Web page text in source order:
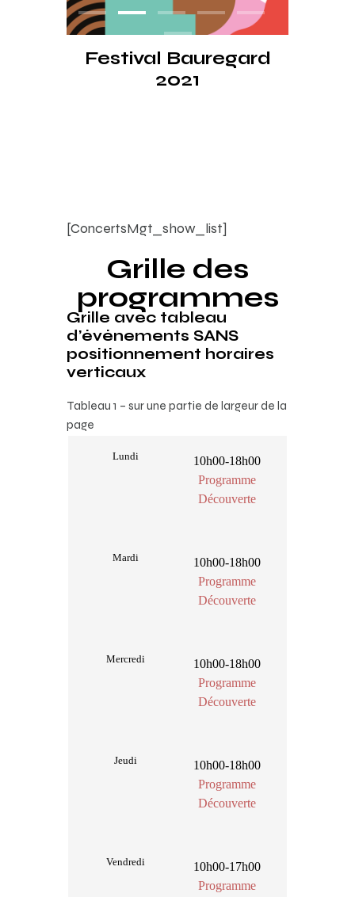
Festival Le Vinyle
Indépendant
[ConcertsMgt_show_list]
Grille des
programmes
Grille avec tableau
d’évènements SANS
positionnement horaires
verticaux
Tableau 1 – sur une partie de largeur de la
page
Lundi
10h00-18h00
Programme
Découverte
Mardi
10h00-18h00
Programme
Découverte
Mercredi
10h00-18h00
Programme
Découverte
Jeudi
10h00-18h00
Programme
Découverte
Vendredi
10h00-17h00
Programme